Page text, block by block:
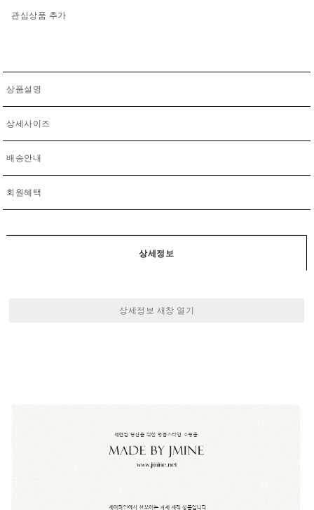
관심상품 추가
상품설명
상세사이즈
배송안내
회원혜택
상세정보
상세정보 새창 열기